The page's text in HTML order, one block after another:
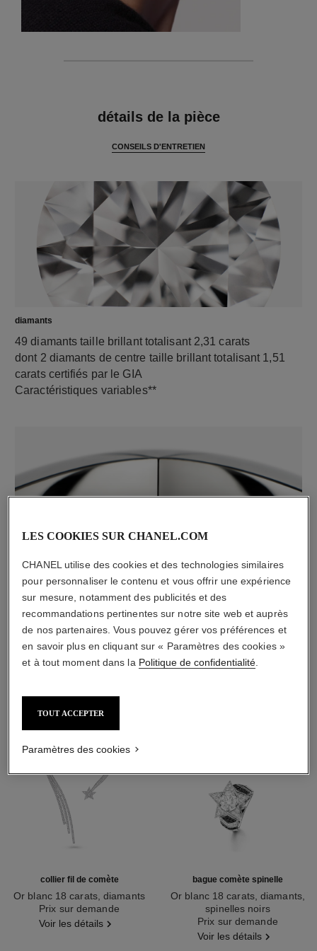
détails de la pièce
CONSEILS D'ENTRETIEN
diamants
49 diamants taille brillant totalisant 2,31 carats
dont 2 diamants de centre taille brillant totalisant 1,51
carats certifiés par le GIA
Caractéristiques variables**
matériau
Or blanc 18 carats
DÉCOUVREZ AUSSI
collier fil de comète
Or blanc 18 carats, diamants
Réf. J2846Prix sur demande
Voir les détails
bague comète spinelle
Or blanc 18 carats, diamants,
spinelles noirs
Réf. J63142Prix sur demande
Voir les détails
LES COOKIES SUR CHANEL.COM
CHANEL utilise des cookies et des technologies similaires
pour personnaliser le contenu et vous offrir une expérience
sur mesure, notamment des publicités et des
recommandations pertinentes sur notre site web et auprès
de nos partenaires. Vous pouvez gérer vos préférences et
en savoir plus en cliquant sur « Paramètres des cookies »
et à tout moment dans la Politique de confidentialité.
TOUT ACCEPTER
Paramètres des cookies